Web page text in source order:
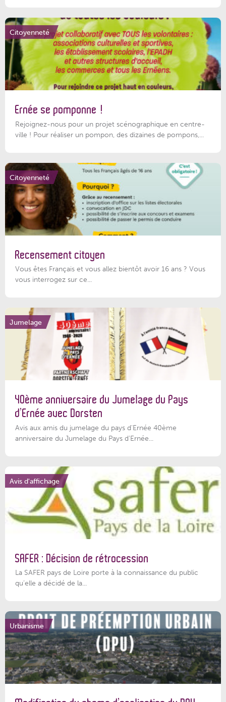
Citoyenneté
Ernée se pomponne !
Rejoignez-nous pour un projet scénographique en centre-
ville ! Pour réaliser un pompon, des dizaines de pompons,...
Citoyenneté
Recensement citoyen
Vous êtes Français et vous allez bientôt avoir 16 ans ? Vous
vous interrogez sur ce...
Jumelage
40ème anniversaire du Jumelage du Pays
d’Ernée avec Dorsten
Avis aux amis du jumelage du pays d'Ernée 40ème
anniversaire du Jumelage du Pays d'Ernée...
Avis d'affichage
SAFER : Décision de rétrocession
La SAFER pays de Loire porte à la connaissance du public
qu’elle a décidé de la...
Urbanisme